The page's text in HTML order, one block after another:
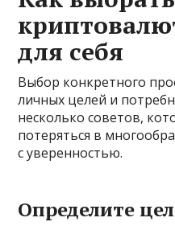
для себя
Выбор конкретного
личных целей и
несколько советов,
потеряться в
с уверенностью.
Определите